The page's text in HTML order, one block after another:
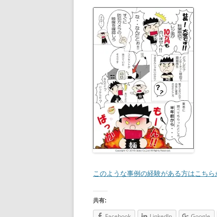
このような事例の経験がある方はこちら
共有: